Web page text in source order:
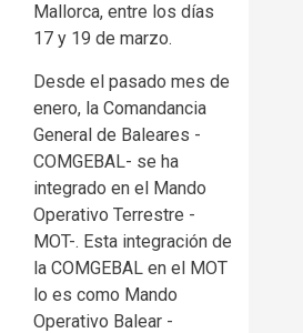
Mallorca, entre los días
17 y 19 de marzo.
Desde el pasado mes de
enero, la Comandancia
General de Baleares -
COMGEBAL- se ha
integrado en el Mando
Operativo Terrestre -
MOT-. Esta integración de
la COMGEBAL en el MOT
lo es como Mando
Operativo Balear -